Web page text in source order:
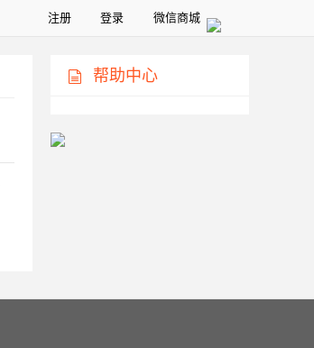
注册 登录 微信商城
帮助中心